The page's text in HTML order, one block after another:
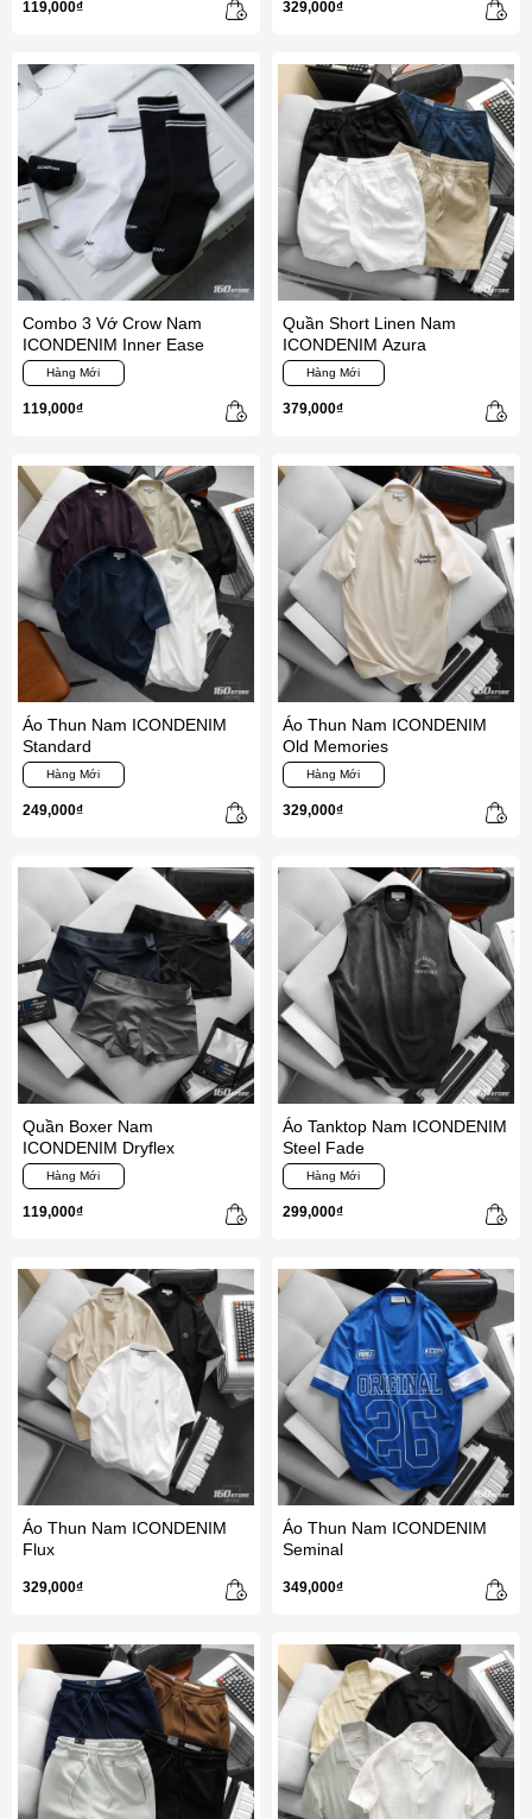
119,000₫ 329,000₫
Combo 3 Vớ Crow Nam
ICONDENIM Inner Ease
Hàng Mới
119,000₫
Quần Short Linen Nam
ICONDENIM Azura
Hàng Mới
379,000₫
Áo Thun Nam ICONDENIM
Standard
Hàng Mới
249,000₫
Áo Thun Nam ICONDENIM
Old Memories
Hàng Mới
329,000₫
Quần Boxer Nam
ICONDENIM Dryflex
Hàng Mới
119,000₫
Áo Tanktop Nam ICONDENIM
Steel Fade
Hàng Mới
299,000₫
Áo Thun Nam ICONDENIM
Flux
329,000₫
Áo Thun Nam ICONDENIM
Seminal
349,000₫